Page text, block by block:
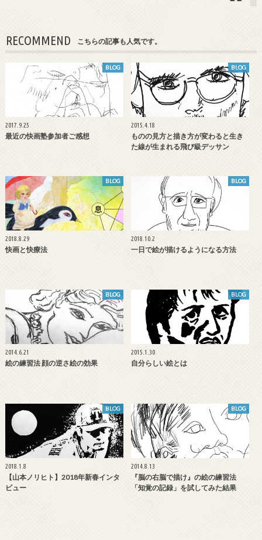
RECOMMEND こちらの記事も人気です。
BLOG
2017.9.25
最近の快画塾参加者ご感想
BLOG
2015.4.18
ものの見方と描き方が変わると生き
た線が生まれる飛び級デッサン
BLOG
2018.8.29
快画と快療法
BLOG
2018.10.2
一日で絵が描けるようになる方法
BLOG
2014.6.21
絵の練習法 顔の逆さ絵の効果
BLOG
2015.1.30
自分らしい絵とは
BLOG
2018.1.8
【山本ノリヒト】2018年新春インタ
ビュー
BLOG
2014.8.13
『脳の右脳で描け』の絵の練習法
「知覚の記録」を試してみた結果